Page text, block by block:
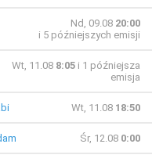
Nd, 09.08 20:00
i 5 późniejszych emisji
Wt, 11.08 8:05 i 1 późniejsza
emisja
Wt, 11.08 18:50
Śr, 12.08 0:00